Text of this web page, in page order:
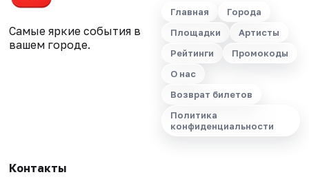
Самые яркие события в
вашем городе.
Главная
Города
Площадки
Артисты
Рейтинги
Промокоды
О нас
Возврат билетов
Политика
конфиденциальности
Контакты